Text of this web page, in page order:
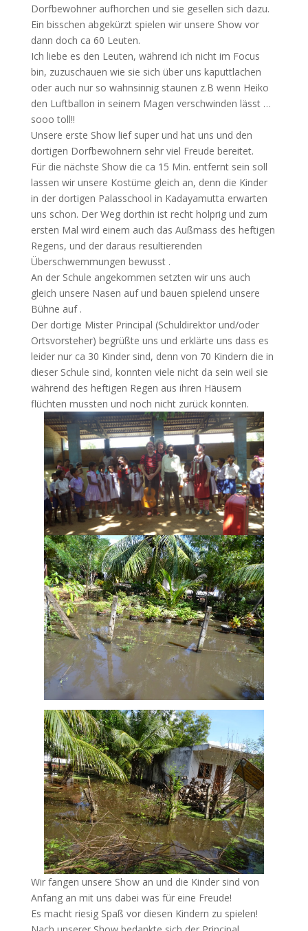
Dorfbewohner aufhorchen und sie gesellen sich dazu.
Ein bisschen abgekürzt spielen wir unsere Show vor
dann doch ca 60 Leuten.
Ich liebe es den Leuten, während ich nicht im Focus
bin, zuzuschauen wie sie sich über uns kaputtlachen
oder auch nur so wahnsinnig staunen z.B wenn Heiko
den Luftballon in seinem Magen verschwinden lässt …
sooo toll!!
Unsere erste Show lief super und hat uns und den
dortigen Dorfbewohnern sehr viel Freude bereitet.
Für die nächste Show die ca 15 Min. entfernt sein soll
lassen wir unsere Kostüme gleich an, denn die Kinder
in der dortigen Palasschool in Kadayamutta erwarten
uns schon. Der Weg dorthin ist recht holprig und zum
ersten Mal wird einem auch das Außmass des heftigen
Regens, und der daraus resultierenden
Überschwemmungen bewusst .
An der Schule angekommen setzten wir uns auch
gleich unsere Nasen auf und bauen spielend unsere
Bühne auf .
Der dortige Mister Principal (Schuldirektor und/oder
Ortsvorsteher) begrüßte uns und erklärte uns dass es
leider nur ca 30 Kinder sind, denn von 70 Kindern die in
dieser Schule sind, konnten viele nicht da sein weil sie
während des heftigen Regen aus ihren Häusern
flüchten mussten und noch nicht zurück konnten.
Wir fangen unsere Show an und die Kinder sind von
Anfang an mit uns dabei was für eine Freude!
Es macht riesig Spaß vor diesen Kindern zu spielen!